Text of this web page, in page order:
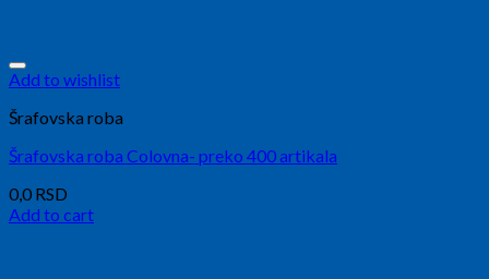
Add to wishlist
Šrafovska roba
Šrafovska roba Colovna- preko 400 artikala
0,0 RSD
Add to cart